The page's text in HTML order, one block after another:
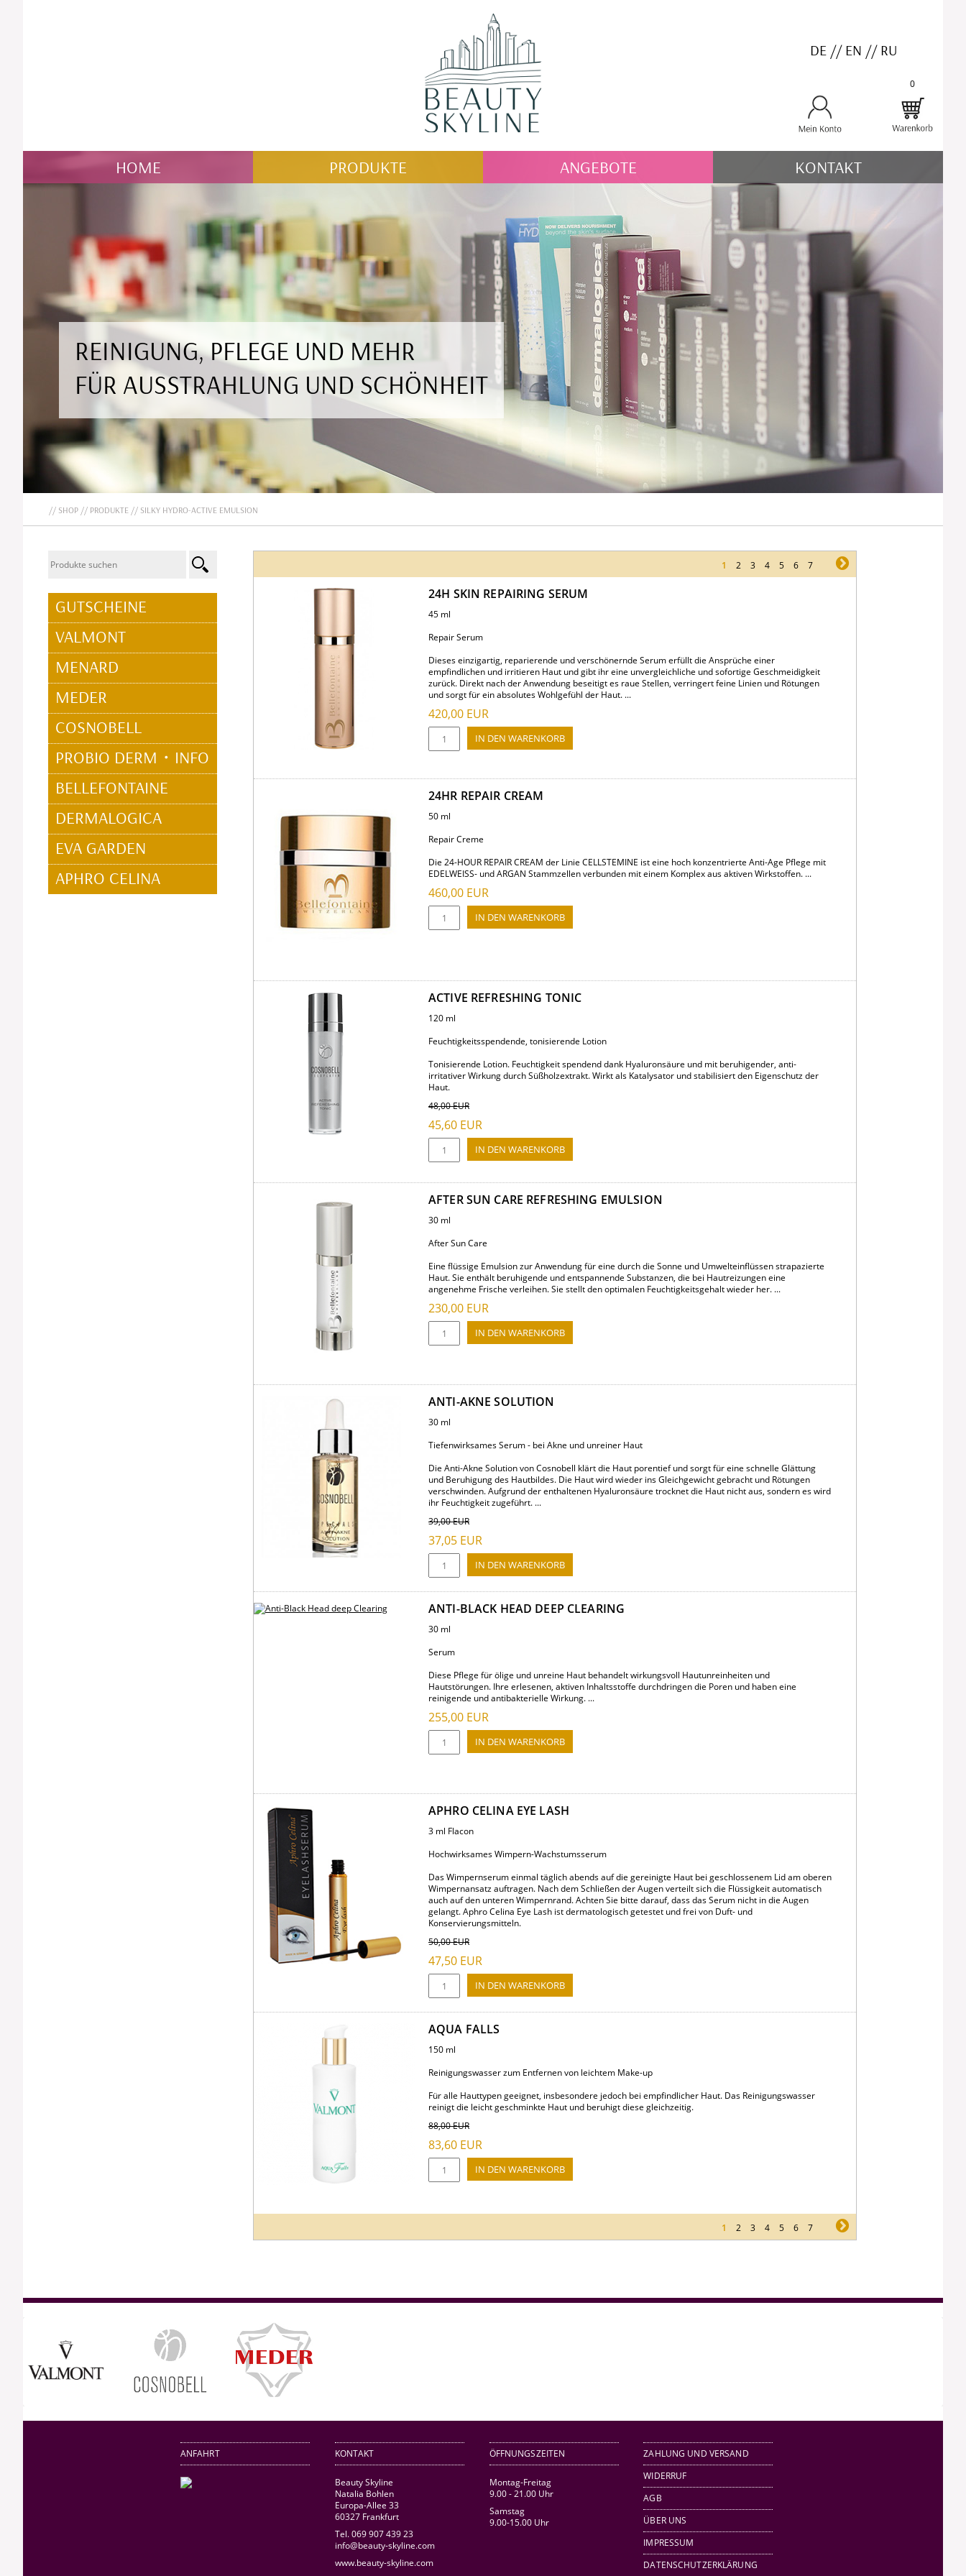
DE // EN // RU
0
HOME PRODUKTE ANGEBOTE KONTAKT
REINIGUNG, PFLEGE UND MEHR
FÜR AUSSTRAHLUNG UND SCHÖNHEIT
SHOP PRODUKTE SILKY HYDRO-ACTIVE EMULSION
1 2 3 4 5 6 7
24H SKIN REPAIRING SERUM
45 ml
Repair Serum
Dieses einzigartig, reparierende und verschönernde Serum erfüllt die Ansprüche einer
empfindlichen und irritieren Haut und gibt ihr eine unvergleichliche und sofortige Geschmeidigkeit
zurück. Direkt nach der Anwendung beseitigt es raue Stellen, verringert feine Linien und Rötungen
und sorgt für ein absolutes Wohlgefühl der Haut. ...
420,00 EUR
24HR REPAIR CREAM
50 ml
Repair Creme
Die 24-HOUR REPAIR CREAM der Linie CELLSTEMINE ist eine hoch konzentrierte Anti-Age Pflege mit
EDELWEISS- und ARGAN Stammzellen verbunden mit einem Komplex aus aktiven Wirkstoffen. ...
460,00 EUR
ACTIVE REFRESHING TONIC
120 ml
Feuchtigkeitsspendende, tonisierende Lotion
Tonisierende Lotion. Feuchtigkeit spendend dank Hyaluronsäure und mit beruhigender, anti-
irritativer Wirkung durch Süßholzextrakt. Wirkt als Katalysator und stabilisiert den Eigenschutz der
Haut.
48,00EUR
45,60 EUR
AFTER SUN CARE REFRESHING EMULSION
30 ml
After Sun Care
Eine flüssige Emulsion zur Anwendung für eine durch die Sonne und Umwelteinflüssen strapazierte
Haut. Sie enthält beruhigende und entspannende Substanzen, die bei Hautreizungen eine
angenehme Frische verleihen. Sie stellt den optimalen Feuchtigkeitsgehalt wieder her. ...
230,00 EUR
ANTI-AKNE SOLUTION
30 ml
Tiefenwirksames Serum - bei Akne und unreiner Haut
Die Anti-Akne Solution von Cosnobell klärt die Haut porentief und sorgt für eine schnelle Glättung
und Beruhigung des Hautbildes. Die Haut wird wieder ins Gleichgewicht gebracht und Rötungen
verschwinden. Aufgrund der enthaltenen Hyaluronsäure trocknet die Haut nicht aus, sondern es wird
ihr Feuchtigkeit zugeführt. ...
39,00EUR
37,05 EUR
ANTI-BLACK HEAD DEEP CLEARING
30 ml
Serum
Diese Pflege für ölige und unreine Haut behandelt wirkungsvoll Hautunreinheiten und
Hautstörungen. Ihre erlesenen, aktiven Inhaltsstoffe durchdringen die Poren und haben eine
reinigende und antibakterielle Wirkung. ...
255,00 EUR
APHRO CELINA EYE LASH
3 ml Flacon
Hochwirksames Wimpern-Wachstumsserum
Das Wimpernserum einmal täglich abends auf die gereinigte Haut bei geschlossenem Lid am oberen
Wimpernansatz auftragen. Nach dem Schließen der Augen verteilt sich die Flüssigkeit automatisch
auch auf den unteren Wimpernrand. Achten Sie bitte darauf, dass das Serum nicht in die Augen
gelangt. Aphro Celina Eye Lash ist dermatologisch getestet und frei von Duft- und
Konservierungsmitteln.
50,00EUR
47,50 EUR
AQUA FALLS
150 ml
Reinigungswasser zum Entfernen von leichtem Make-up
Für alle Hauttypen geeignet, insbesondere jedoch bei empfindlicher Haut. Das Reinigungswasser
reinigt die leicht geschminkte Haut und beruhigt diese gleichzeitig.
88,00EUR
83,60 EUR
1 2 3 4 5 6 7
ÜBERSPRINGEN
GUTSCHEINE
VALMONT
MENARD
MEDER
COSNOBELL
PROBIO DERM・INFO
BELLEFONTAINE
DERMALOGICA
EVA GARDEN
APHRO CELINA
ANFAHRT KONTAKT
Beauty Skyline
Natalia Bohlen
Europa-Allee 33
60327 Frankfurt
Tel. 069 907 439 23
info@beauty-skyline.com
www.beauty-skyline.com
ÖFFNUNGSZEITEN
Montag-Freitag
9.00 - 21.00 Uhr
Samstag
9.00-15.00 Uhr
ZAHLUNG UND VERSAND
WIDERRUF
AGB
ÜBER UNS
IMPRESSUM
DATENSCHUTZERKLÄRUNG